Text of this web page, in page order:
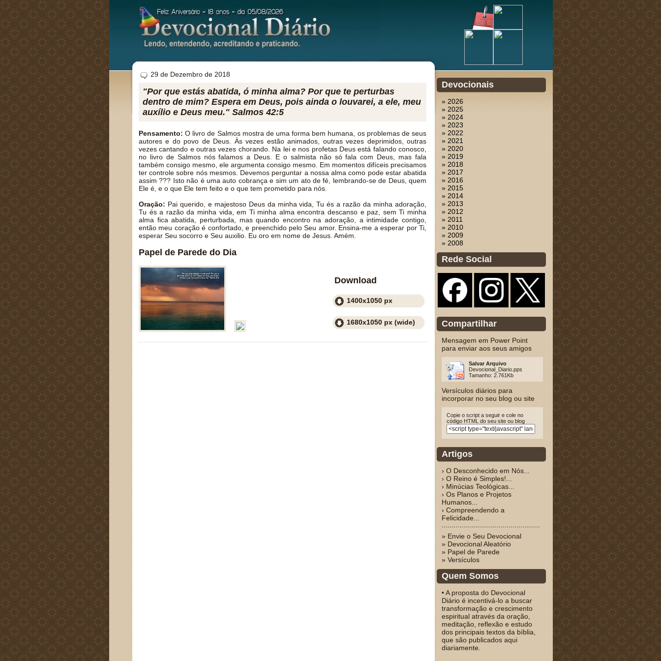
29 de Dezembro de 2018
"Por que estás abatida, ó minha alma? Por que te perturbas
dentro de mim? Espera em Deus, pois ainda o louvarei, a ele, meu
auxílio e Deus meu." Salmos 42:5
Pensamento: O livro de Salmos mostra de uma forma bem humana, os problemas de seus
autores e do povo de Deus. Às vezes estão animados, outras vezes deprimidos, outras
vezes cantando e outras vezes chorando. Na lei e nos profetas Deus está falando conosco,
no livro de Salmos nós falamos a Deus. E o salmista não só fala com Deus, mas fala
também consigo mesmo, ele argumenta consigo mesmo. Em momentos difíceis precisamos
ter controle sobre nós mesmos. Devemos perguntar a nossa alma como pode estar abatida
assim ??? Isto não é uma auto cobrança e sim um ato de fé, lembrando-se de Deus, quem
Ele é, e o que Ele tem feito e o que tem prometido para nós.
Oração: Pai querido, e majestoso Deus da minha vida, Tu és a razão da minha adoração,
Tu és a razão da minha vida, em Ti minha alma encontra descanso e paz, sem Ti minha
alma fica abatida, perturbada, mas quando encontro na adoração, a intimidade contigo,
então meu coração é confortado, e preenchido pelo Seu amor. Ensina-me a esperar por Ti,
esperar Seu socorro e Seu auxilio. Eu oro em nome de Jesus. Amém.
Papel de Parede do Dia
Download
1400x1050 px
1680x1050 px (wide)
Devocionais
» 2026
» 2025
» 2024
» 2023
» 2022
» 2021
» 2020
» 2019
» 2018
» 2017
» 2016
» 2015
» 2014
» 2013
» 2012
» 2011
» 2010
» 2009
» 2008
Rede Social
Compartilhar
Mensagem em Power Point
para enviar aos seus amigos
Salvar Arquivo
Devocional_Diario.pps
Tamanho: 2.761Kb
Versículos diários para
incorporar no seu blog ou site
Copie o script a seguir e cole no
código HTML do seu site ou blog
Artigos
› O Desconhecido em Nós...
› O Reino é Simples!...
› Minúcias Teológicas...
› Os Planos e Projetos
Humanos...
› Compreendendo a
Felicidade...
» Envie o Seu Devocional
» Devocional Aleatório
» Papel de Parede
» Versículos
Quem Somos
• A proposta do Devocional
Diário é incentivá-lo a buscar
transformação e crescimento
espiritual através da oração,
meditação, reflexão e estudo
dos principais textos da bíblia,
que são publicados aqui
diariamente.